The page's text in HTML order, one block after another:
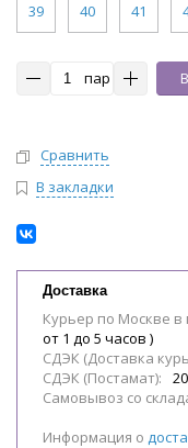
39 40 41
пар
Сравнить
В закладки
Доставка
Курьер по Москве в
от 1 до 5 часов )
СДЭК (Доставка
СДЭК (Постамат):
Самовывоз со
Информация о